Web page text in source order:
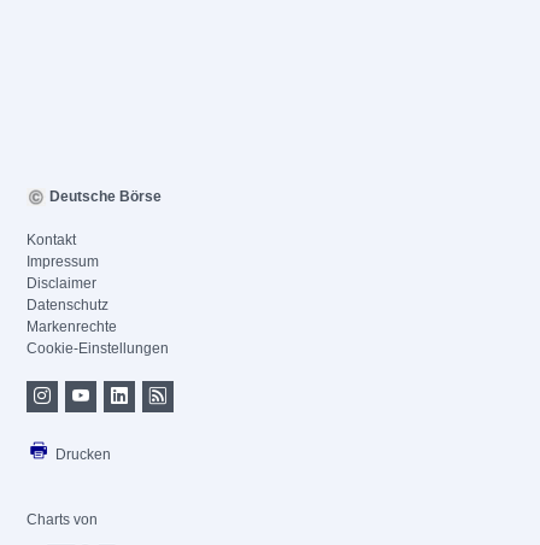
Deutsche Börse
Kontakt
Impressum
Disclaimer
Datenschutz
Markenrechte
Cookie-Einstellungen
Drucken
Charts von